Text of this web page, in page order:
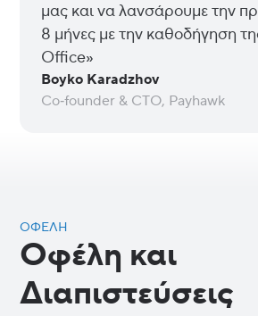
μας και να λανσάρουμε την
8 μήνες με την καθοδήγηση
Office»
Boyko Karadzhov
Co‑founder & CTO, Payhawk
ΟΦΈΛΗ
Οφέλη και
Διαπιστεύσεις